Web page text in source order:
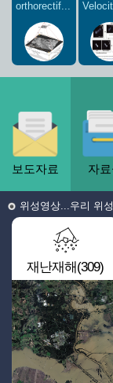
orthorectif...
보도자료 자료
위성영상...우리 위
재난재해(309)